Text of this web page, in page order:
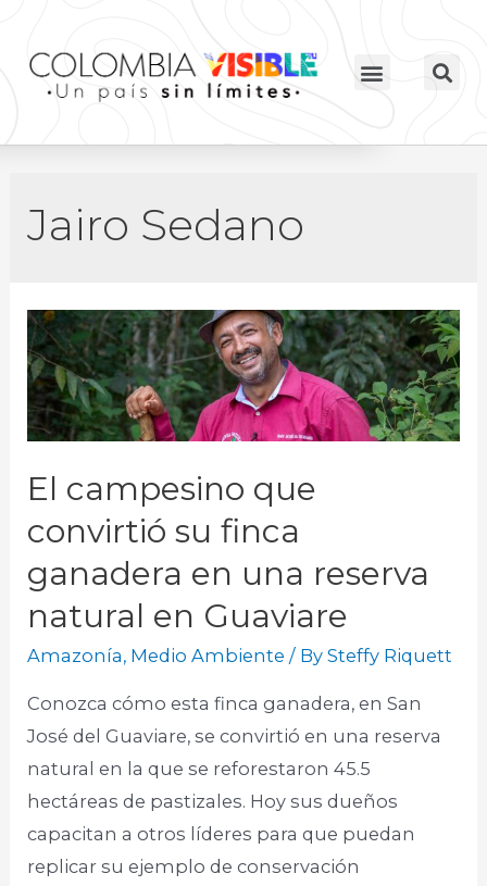
Jairo Sedano
El campesino que
convirtió su finca
ganadera en una reserva
natural en Guaviare
Amazonía, Medio Ambiente / BySteffy Riquett
Conozca cómo esta finca ganadera, en San
José del Guaviare, se convirtió en una reserva
natural en la que se reforestaron 45.5
hectáreas de pastizales. Hoy sus dueños
capacitan a otros líderes para que puedan
replicar su ejemplo de conservación